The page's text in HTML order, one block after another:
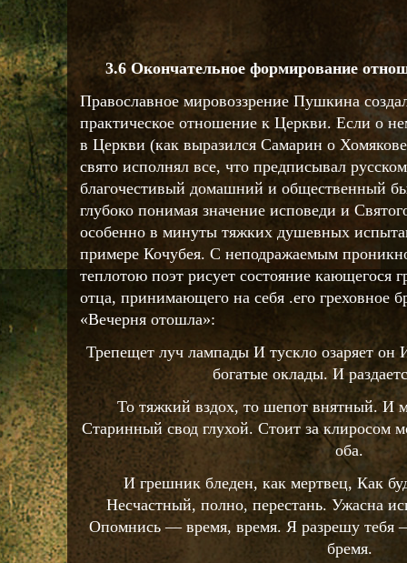
3.6 Окончательное формирование
Православное мировоззрение Пушкина
практическое отношение к Церкви. Если о
в Церкви (как выразился Самарин о
свято исполнял все, что предписывал
благочестивый домашний и общественный
глубоко понимая значение исповеди и
особенно в минуты тяжких душевных
примере Кочубея. С неподражаемым
теплотою поэт рисует состояние кающегося
отца, принимающего на себя .его греховное
«Вечерня отошла»:
Трепещет луч лампады И тускло озаряет
богатые оклады. И
То тяжкий вздох, то шепот внятный. И
Старинный свод глухой. Стоит за клиросом
оба.
И грешник бледен, как мертвец, Как
Несчастный, полно, перестань. Ужасна
Опомнись — время, время. Я разрешу тебя
бремя.